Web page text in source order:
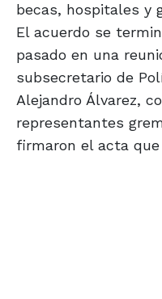
becas, hospitales y
El acuerdo se
pasado en una
subsecretario de
Alejandro Álvarez,
representantes
firmaron el acta